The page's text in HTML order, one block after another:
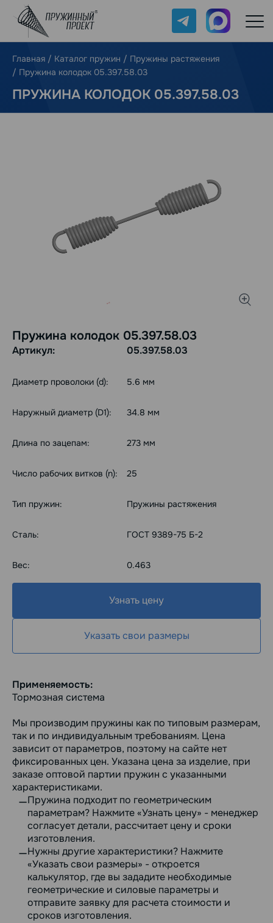
Telegram Max
Главная / Каталог пружин / Пружины растяжения
/ Пружина колодок 05.397.58.03
ПРУЖИНА КОЛОДОК 05.397.58.03
Пружина колодок 05.397.58.03
Артикул: 05.397.58.03
Диаметр проволоки (d): 5.6 мм
Наружный диаметр (D1): 34.8 мм
Длина по зацепам: 273 мм
Число рабочих витков (n): 25
Тип пружин: Пружины растяжения
Сталь: ГОСТ 9389-75 Б-2
Вес: 0.463
Узнать цену
Указать свои размеры
Применяемость:
Тормозная система
Мы производим пружины как по типовым размерам,
так и по индивидуальным требованиям. Цена
зависит от параметров, поэтому на сайте нет
фиксированных цен. Указана цена за изделие, при
заказе оптовой партии пружин с указанными
характеристиками.
Пружина подходит по геометрическим
параметрам? Нажмите «Узнать цену» - менеджер
согласует детали, рассчитает цену и сроки
изготовления.
Нужны другие характеристики? Нажмите
«Указать свои размеры» - откроется
калькулятор, где вы зададите необходимые
геометрические и силовые параметры и
отправите заявку для расчета стоимости и
сроков изготовления.